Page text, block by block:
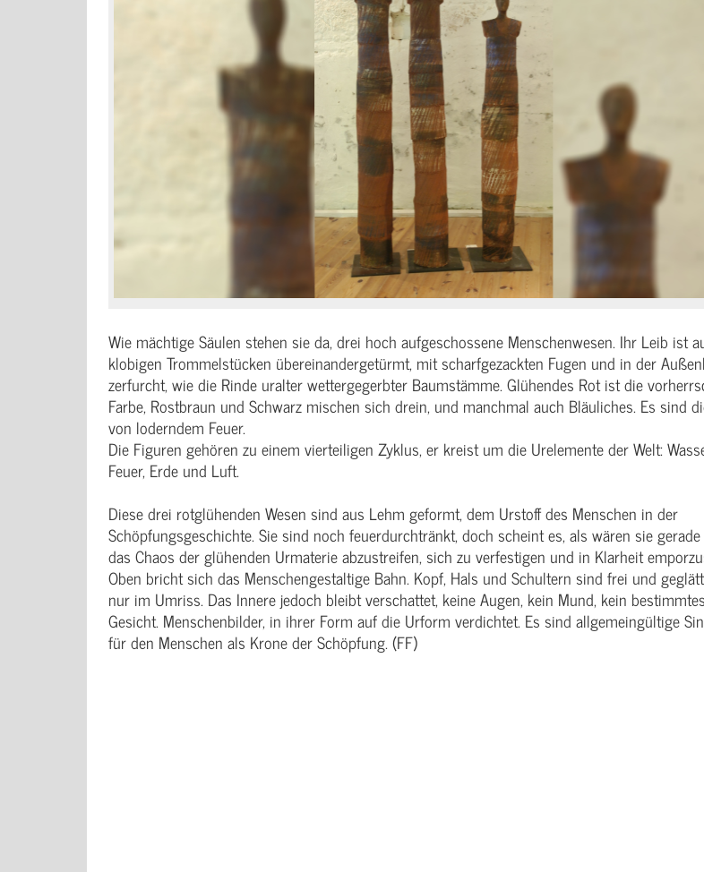
Wie mächtige Säulen stehen sie da, drei hoch aufgeschossene Menschenwesen. Ihr Leib ist
klobigen Trommelstücken übereinandergetürmt, mit scharfgezackten Fugen und in der
zerfurcht, wie die Rinde uralter wettergegerbter Baumstämme. Glühendes Rot ist die
Farbe, Rostbraun und Schwarz mischen sich drein, und manchmal auch Bläuliches. Es sind
von loderndem Feuer.
Die Figuren gehören zu einem vierteiligen Zyklus, er kreist um die Urelemente der Welt:
Feuer, Erde und Luft.
Diese drei rotglühenden Wesen sind aus Lehm geformt, dem Urstoff des Menschen in der
Schöpfungsgeschichte. Sie sind noch feuerdurchtränkt, doch scheint es, als wären sie
das Chaos der glühenden Urmaterie abzustreifen, sich zu verfestigen und in Klarheit
Oben bricht sich das Menschengestaltige Bahn. Kopf, Hals und Schultern sind frei und
nur im Umriss. Das Innere jedoch bleibt verschattet, keine Augen, kein Mund, kein bestimmtes
Gesicht. Menschenbilder, in ihrer Form auf die Urform verdichtet. Es sind allgemeingültige
für den Menschen als Krone der Schöpfung. (FF)